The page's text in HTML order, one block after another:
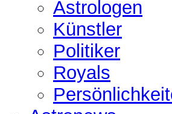
Astrologen
Künstler
Politiker
Royals